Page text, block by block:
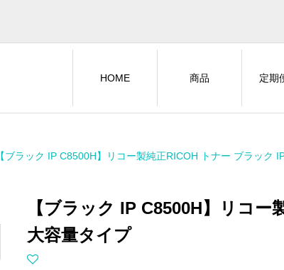
HOME 商品 定期
【ブラック IP C8500H】リコー製純正RICOH トナー ブラック
【ブラック IP C8500H】リコ
大容量タイプ